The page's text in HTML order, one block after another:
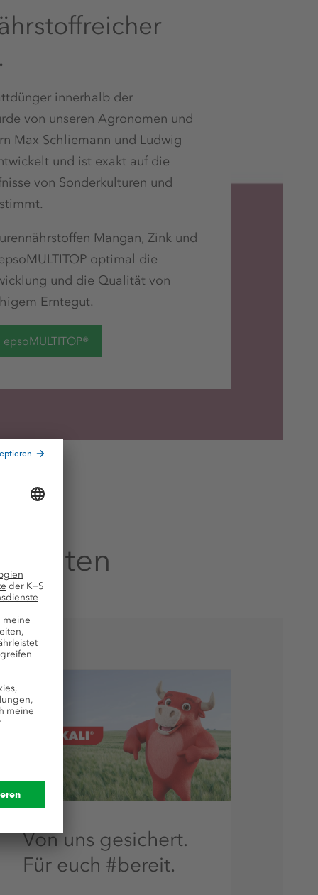
innerhalb der
von unseren Agronomen und
Max Schliemann und Ludwig
und ist exakt auf die
von Sonderkulturen und
Mangan, Zink und
optimal die
und die Qualität von
Erntegut.
Von uns gesichert.
Für euch #bereit.